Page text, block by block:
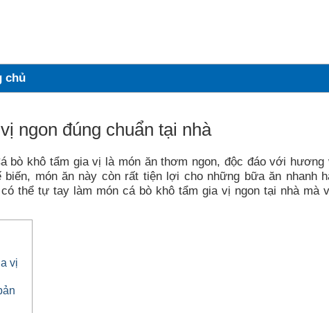
chủ
ngon đúng chuẩn tại nhà
bò khô tẩm gia vị là món ăn thơm ngon, độc đáo với hương
món ăn này còn rất tiện lợi cho những bữa ăn nhanh
thể tự tay làm món cá bò khô tẩm gia vị ngon tại nhà mà
vị